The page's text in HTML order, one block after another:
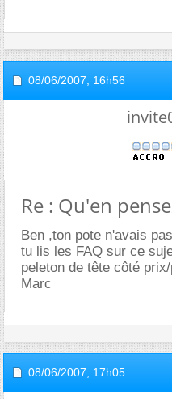
08/06/2007, 16h56
Re : Qu'en
Ben ,ton pote n'avais
tu lis les FAQ sur ce
peleton de tête côté
Marc
08/06/2007, 17h05